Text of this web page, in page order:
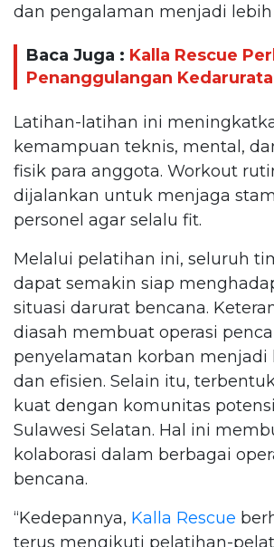
dan pengalaman menjadi
Baca Juga : Kalla Rescue
Penanggulangan
Latihan-latihan ini
kemampuan teknis, mental,
fisik para anggota. Workout
dijalankan untuk menjaga
personel agar selalu fit.
Melalui pelatihan ini, seluruh
dapat semakin siap
situasi darurat bencana.
diasah membuat operasi
penyelamatan korban menjadi
dan efisien. Selain itu,
kuat dengan komunitas
Sulawesi Selatan. Hal ini
kolaborasi dalam berbagai
bencana.
“Kedepannya, Kalla Rescue
terus mengikuti pelatihan-